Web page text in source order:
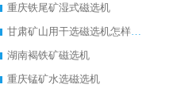
重庆铁尾矿湿式磁选机
甘肃矿山用干选磁选机怎样调磁
湖南褐铁矿磁选机
重庆锰矿水选磁选机